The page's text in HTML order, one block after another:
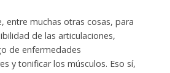
entre muchas otras cosas, para
de las articulaciones,
de enfermedades
y tonificar los músculos. Eso sí,